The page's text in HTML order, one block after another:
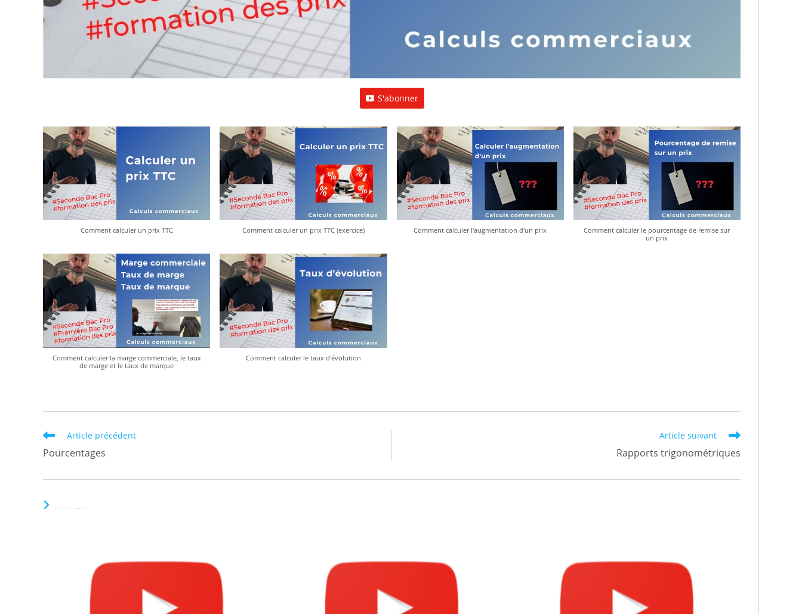
S'abonner
Comment calculer un prix TTC Comment calculer un prix TTC (exercice) Comment calculer l'augmentation d'un prix
Comment calculer le pourcentage de remise sur
un prix
Comment calculer la marge commerciale, le taux
de marge et le taux de marque
Comment calculer le taux d'évolution
Read
articles
Article précédent
Pourcentages
Article suivant
Rapports trigonométriques